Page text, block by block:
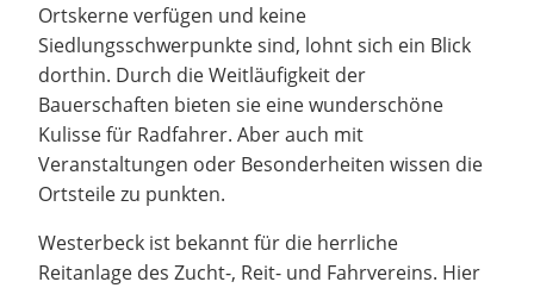
Ortskerne verfügen und keine
Siedlungsschwerpunkte sind, lohnt sich ein Blick
dorthin. Durch die Weitläufigkeit der
Bauerschaften bieten sie eine wunderschöne
Kulisse für Radfahrer. Aber auch mit
Veranstaltungen oder Besonderheiten wissen die
Ortsteile zu punkten.
Westerbeck ist bekannt für die herrliche
Reitanlage des Zucht-, Reit- und Fahrvereins. Hier